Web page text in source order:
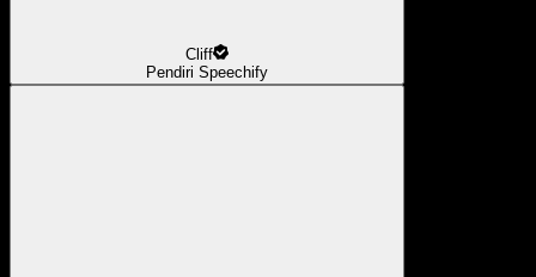
Cliff
Pendiri Speechify